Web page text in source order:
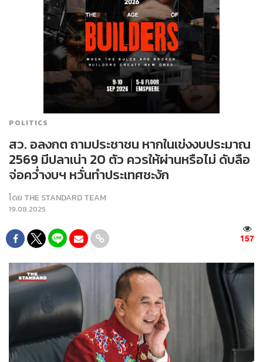
POLITICS
สว. อลงกต ถามประชาชน หากในเข่งงบประมาณ
2569 มีปลาเน่า 20 ตัว ควรให้ผ่านหรือไม่ ดับลือ
จ่อคว่ำงบฯ หวั่นทำประเทศชะงัก
โดย THE STANDARD TEAM
19.08.2025
157